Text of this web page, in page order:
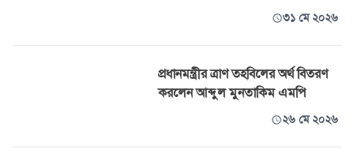
৩১ মে ২০২৬
প্রধানমন্ত্রীর ত্রাণ তহবিলের অর্থ বিতরণ
করলেন আব্দুল মুনতাকিম এমপি
২৬ মে ২০২৬